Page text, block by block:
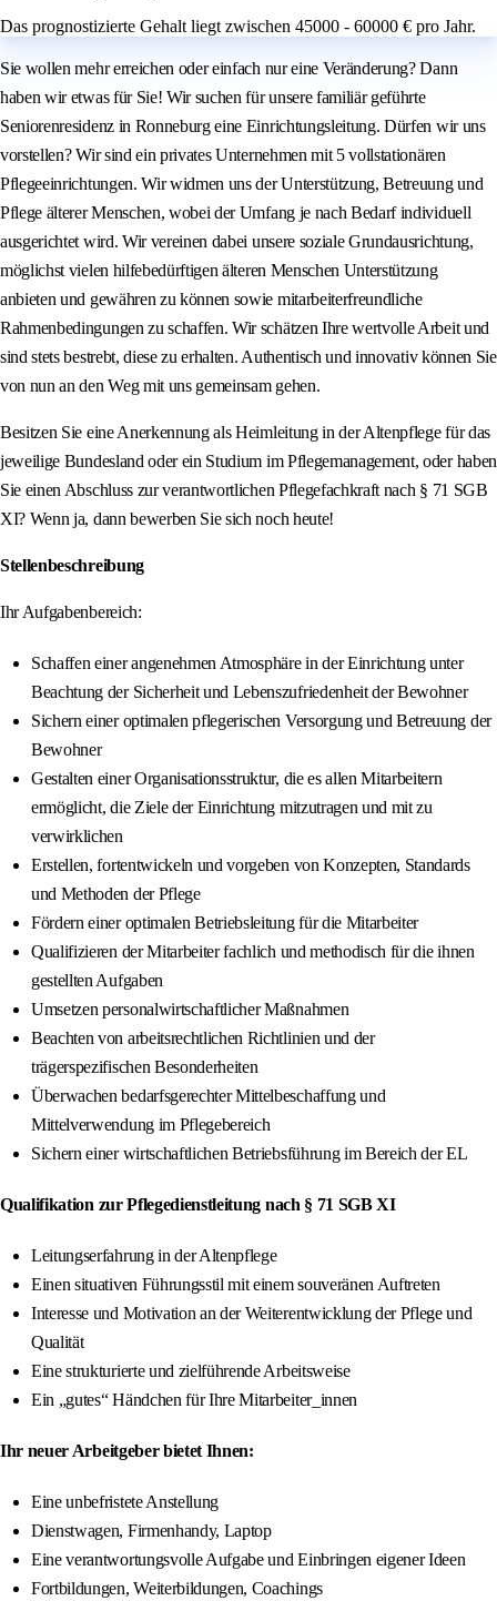
Das prognostizierte Gehalt liegt zwischen 45000 - 60000 € pro Jahr.
Sie wollen mehr erreichen oder einfach nur eine Veränderung? Dann
haben wir etwas für Sie! Wir suchen für unsere familiär geführte
Seniorenresidenz in Ronneburg eine Einrichtungsleitung. Dürfen wir uns
vorstellen? Wir sind ein privates Unternehmen mit 5 vollstationären
Pflegeeinrichtungen. Wir widmen uns der Unterstützung, Betreuung und
Pflege älterer Menschen, wobei der Umfang je nach Bedarf individuell
ausgerichtet wird. Wir vereinen dabei unsere soziale Grundausrichtung,
möglichst vielen hilfebedürftigen älteren Menschen Unterstützung
anbieten und gewähren zu können sowie mitarbeiterfreundliche
Rahmenbedingungen zu schaffen. Wir schätzen Ihre wertvolle Arbeit und
sind stets bestrebt, diese zu erhalten. Authentisch und innovativ können Sie
von nun an den Weg mit uns gemeinsam gehen.
Besitzen Sie eine Anerkennung als Heimleitung in der Altenpflege für das
jeweilige Bundesland oder ein Studium im Pflegemanagement, oder haben
Sie einen Abschluss zur verantwortlichen Pflegefachkraft nach § 71 SGB
XI? Wenn ja, dann bewerben Sie sich noch heute!
Stellenbeschreibung
Ihr Aufgabenbereich:
Schaffen einer angenehmen Atmosphäre in der Einrichtung unter
Beachtung der Sicherheit und Lebenszufriedenheit der Bewohner
Sichern einer optimalen pflegerischen Versorgung und Betreuung der
Bewohner
Gestalten einer Organisationsstruktur, die es allen Mitarbeitern
ermöglicht, die Ziele der Einrichtung mitzutragen und mit zu
verwirklichen
Erstellen, fortentwickeln und vorgeben von Konzepten, Standards
und Methoden der Pflege
Fördern einer optimalen Betriebsleitung für die Mitarbeiter
Qualifizieren der Mitarbeiter fachlich und methodisch für die ihnen
gestellten Aufgaben
Umsetzen personalwirtschaftlicher Maßnahmen
Beachten von arbeitsrechtlichen Richtlinien und der
trägerspezifischen Besonderheiten
Überwachen bedarfsgerechter Mittelbeschaffung und
Mittelverwendung im Pflegebereich
Sichern einer wirtschaftlichen Betriebsführung im Bereich der EL
Qualifikation zur Pflegedienstleitung nach § 71 SGB XI
Leitungserfahrung in der Altenpflege
Einen situativen Führungsstil mit einem souveränen Auftreten
Interesse und Motivation an der Weiterentwicklung der Pflege und
Qualität
Eine strukturierte und zielführende Arbeitsweise
Ein „gutes“ Händchen für Ihre Mitarbeiter_innen
Ihr neuer Arbeitgeber bietet Ihnen:
Eine unbefristete Anstellung
Dienstwagen, Firmenhandy, Laptop
Eine verantwortungsvolle Aufgabe und Einbringen eigener Ideen
Fortbildungen, Weiterbildungen, Coachings